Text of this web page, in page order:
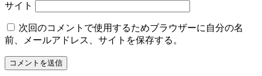
サイト
次回のコメントで使用するためブラウザーに自分の名
前、メールアドレス、サイトを保存する。